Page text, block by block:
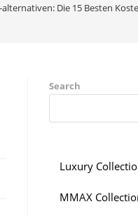
alternativen: Die 15 Besten
Search
Luxury
MMAX